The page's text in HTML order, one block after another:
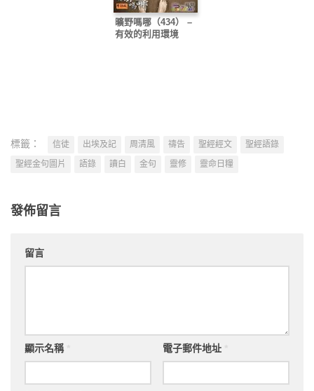
曠野嗎哪（434） –
有效的利用環境
標籤： 信徒 出埃及記 周清風 禱告 聖經經文
聖經語錄
聖經金句圖片
語錄 讀白 金句 靈修 靈命日糧
發佈留言
留言
顯示名稱 電子郵件地址